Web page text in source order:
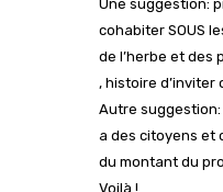
Une suggestion:
cohabiter SOUS
de l’herbe et des
, histoire d’inviter
Autre
a des citoyens et
du montant du
Voilà !